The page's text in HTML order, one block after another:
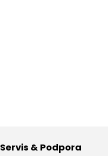
Servis & Podpora